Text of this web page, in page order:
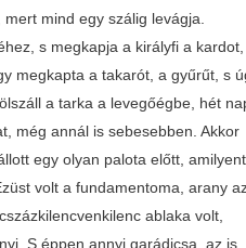
mind egy szálig levágja.
s megkapja a királyfi a kardot,
megkapta a takarót, a gyűrűt, s
a tarka a levegőégbe, hét
még annál is sebesebben. Akkor
egy olyan palota előtt, amilyent
volt a fundamentoma, arany
ablaka volt,
S éppen annyi garádicsa, az is